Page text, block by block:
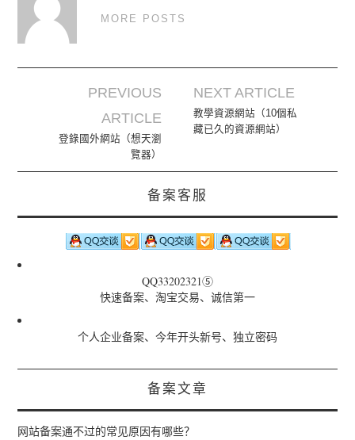
MORE POSTS
Post navigation
PREVIOUS
ARTICLE
登錄國外網站（想天瀏
覽器）
NEXT ARTICLE
教學資源網站（10個私
藏已久的資源網站）
备案客服
QQ33202321⑤
快速备案、淘宝交易、诚信第一
个人企业备案、今年开头新号、独立密码
备案文章
网站备案通不过的常见原因有哪些？